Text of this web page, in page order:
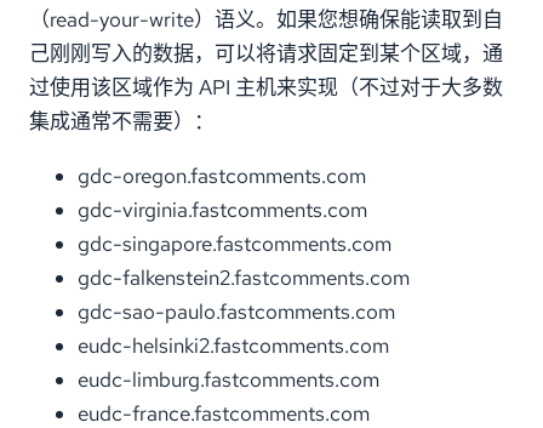
（read-your-write）语义。如果您想确保能读取到自
己刚刚写入的数据，可以将请求固定到某个区域，通
过使用该区域作为 API 主机来实现（不过对于大多数
集成通常不需要）：
gdc-oregon.fastcomments.com
gdc-virginia.fastcomments.com
gdc-singapore.fastcomments.com
gdc-falkenstein2.fastcomments.com
gdc-sao-paulo.fastcomments.com
eudc-helsinki2.fastcomments.com
eudc-limburg.fastcomments.com
eudc-france.fastcomments.com